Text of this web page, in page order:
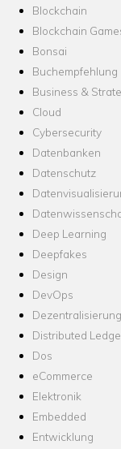
Blockchain
Blockchain
Bonsai
Buchempfehlung
Business &
Cloud
Cybersecurity
Datenbanken
Datenschutz
Deep Learning
Deepfakes
Design
DevOps
Dezentralisierung
Distributed
Dos
eCommerce
Elektronik
Embedded
Entwicklung